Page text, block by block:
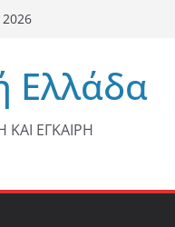
Ελλάδα
ΕΓΚΑΙΡΗ